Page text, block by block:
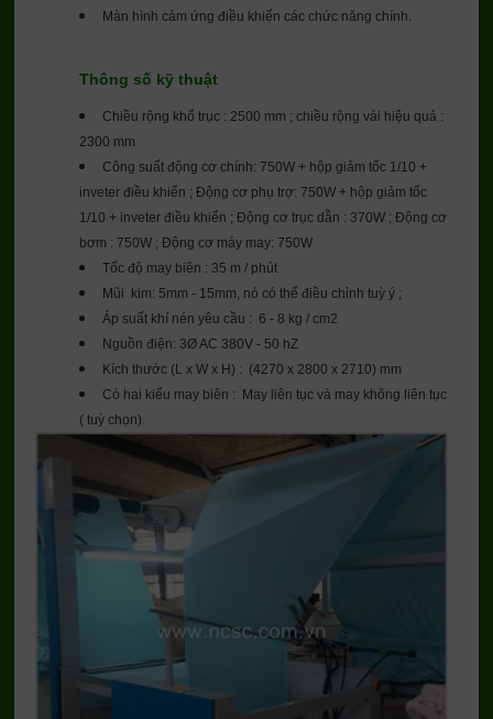
Màn hình cảm ứng điều khiển các chức năng chính.
Thông số kỹ thuật
Chiều rộng khổ trục : 2500 mm ; chiều rộng vải hiệu quả :
2300 mm
Công suất động cơ chính: 750W + hộp giảm tốc 1/10 +
inveter điều khiển ; Động cơ phụ trợ: 750W + hộp giảm tốc
1/10 + inveter điều khiển ; Động cơ trục dẫn : 370W ; Động cơ
bơm : 750W ; Động cơ máy may: 750W
Tốc độ may biên : 35 m / phút
Mũi kim: 5mm - 15mm, nó có thể điều chỉnh tuỳ ý ;
Áp suất khí nén yêu cầu : 6 - 8 kg / cm2
Nguồn điện: 3Ø AC 380V - 50 hZ
Kích thước (L x W x H) : (4270 x 2800 x 2710) mm
Có hai kiểu may biên : May liên tục và may không liên tục
( tuỳ chọn).